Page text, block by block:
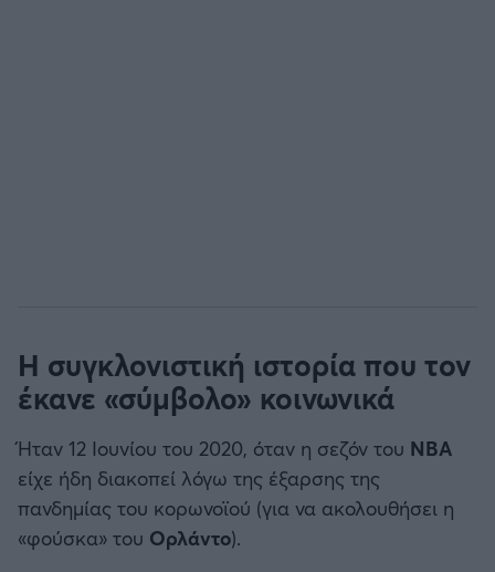
Η συγκλονιστική ιστορία που τον
έκανε «σύμβολο» κοινωνικά
Ήταν 12 Ιουνίου του 2020, όταν η σεζόν του NBA
είχε ήδη διακοπεί λόγω της έξαρσης της
πανδημίας του κορωνοϊού (για να ακολουθήσει η
«φούσκα» του Ορλάντο).